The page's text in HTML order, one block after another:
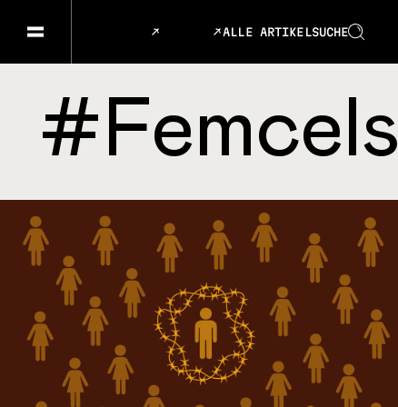
ALLE ARTIKELSUCHE